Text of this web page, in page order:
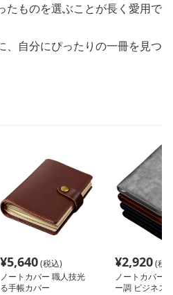
たものを選ぶことが長く愛用で
、自分にぴったりの一冊を見つ
¥5,640(税込)
ノートカバー 職人技光
る手帳カバー
¥2,920(税
ノートカバー
ー調 ビジネス